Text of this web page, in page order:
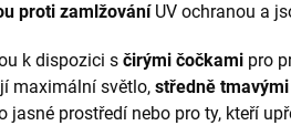
proti zamlžováníUV ochranou a
k dispozici s čirými čočkami pro
maximální světlo, středně
jasné prostředí nebo pro ty, kteří